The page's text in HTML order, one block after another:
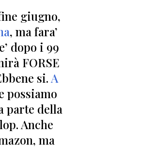
giugno,
, ma fara’
dopo i 99
FORSE
si. A
possiamo
parte della
Anche
ma